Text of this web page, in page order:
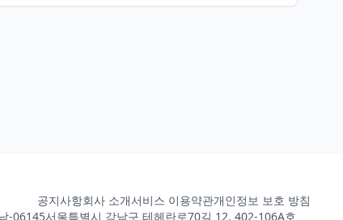
공지사항회사 소개서비스 이용약관개인정보 보호 방침
-06145서울특별시 강남구 테헤란로70길 12, 402-106A호